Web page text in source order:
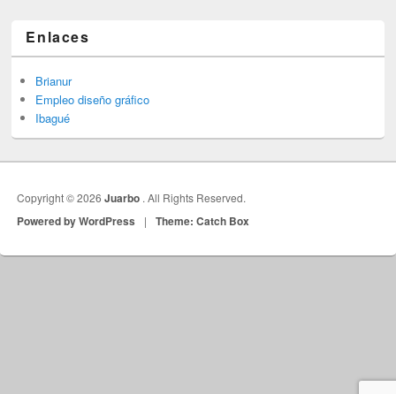
Enlaces
Brianur
Empleo diseño gráfico
Ibagué
Copyright © 2026Juarbo . All Rights Reserved.
Powered by WordPress | Theme: Catch Box